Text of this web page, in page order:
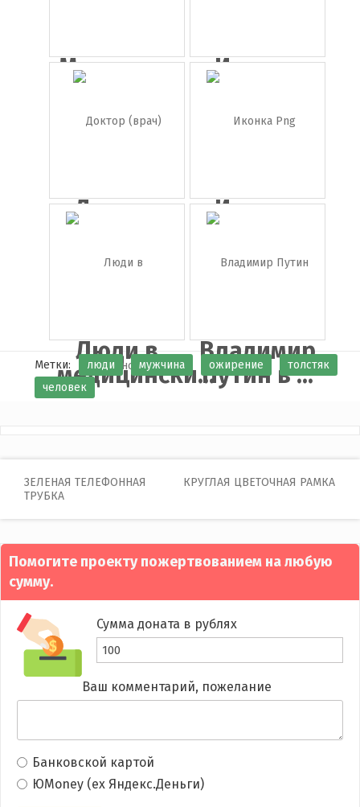
Модельер
Иконка
украинец
Доктор
Иконка
Png лицо
Люди в
медицински...
Владимир
Путин в ...
Метки: люди мужчина ожирение
толстяк
человек
Post
ЗЕЛЕНАЯ ТЕЛЕФОННАЯ
ТРУБКА
КРУГЛАЯ ЦВЕТОЧНАЯ РАМКА
Помогите проекту пожертвованием на любую
сумму.
Сумма доната в рублях
Ваш комментарий, пожелание
Банковской картой
ЮMoney (ex Яндекс.Деньги)